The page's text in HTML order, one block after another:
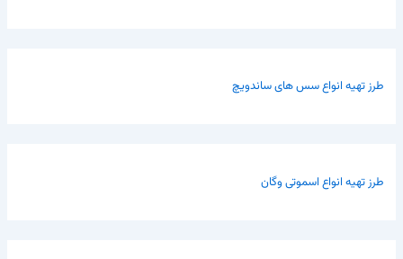
طرز تهیه انواع سس های ساندویچ
طرز تهیه انواع اسموتی وگان